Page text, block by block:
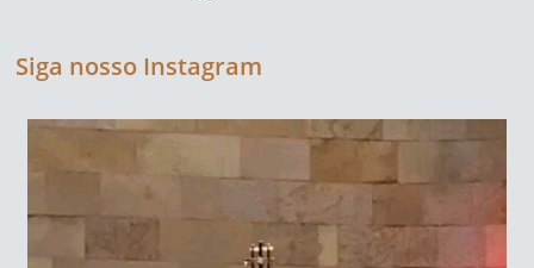
Siga nosso Instagram